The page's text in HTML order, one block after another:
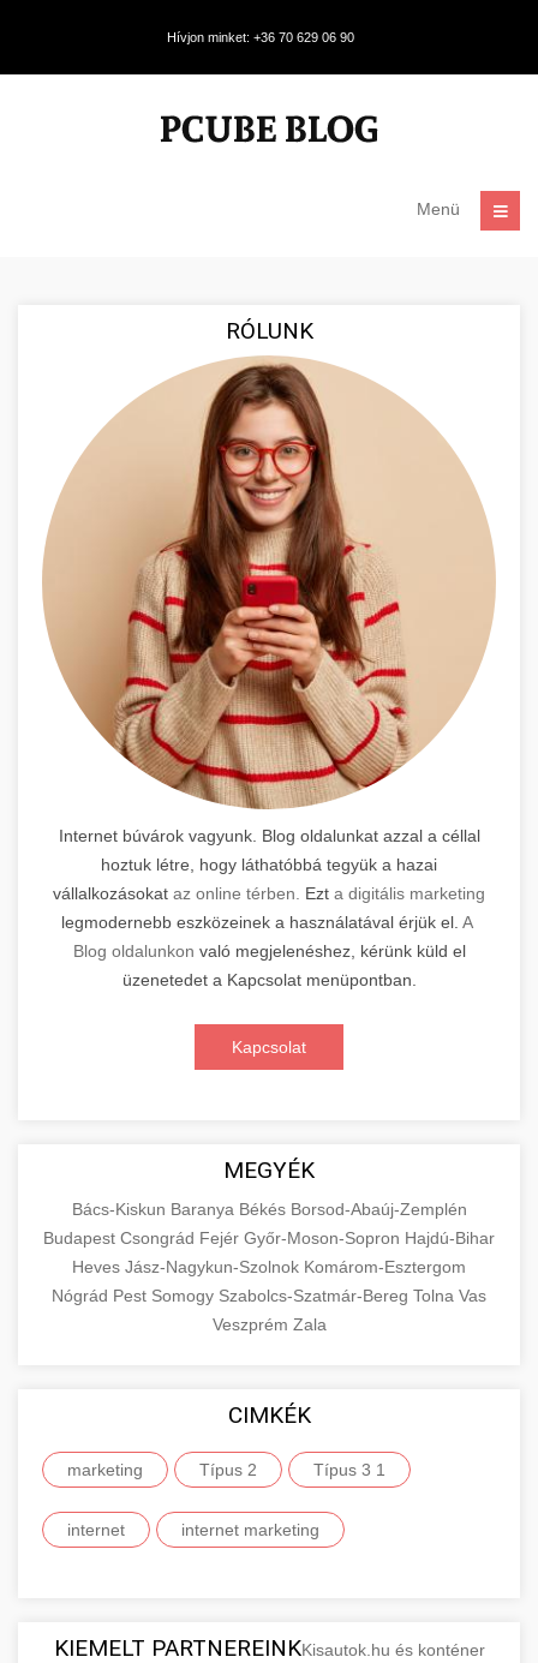
Hívjon minket: +36 70 629 06 90
Menü
RÓLUNK
Internet búvárok vagyunk. Blog oldalunkat azzal a céllal
hoztuk létre, hogy láthatóbbá tegyük a hazai
vállalkozásokat az online térben. Ezt a digitális marketing
legmodernebb eszközeinek a használatával érjük el. A
Blog oldalunkon való megjelenéshez, kérünk küld el
üzenetedet a Kapcsolat menüpontban.
Kapcsolat
MEGYÉK
Bács-Kiskun Baranya Békés Borsod-Abaúj-Zemplén
Budapest Csongrád Fejér Győr-Moson-Sopron Hajdú-Bihar
Heves Jász-Nagykun-Szolnok Komárom-Esztergom
Nógrád Pest Somogy Szabolcs-Szatmár-Bereg Tolna Vas
Veszprém Zala
CIMKÉK
marketing Típus 2 Típus 3 1
internet internet marketing
KIEMELT PARTNEREINKKisautok.hu és konténer